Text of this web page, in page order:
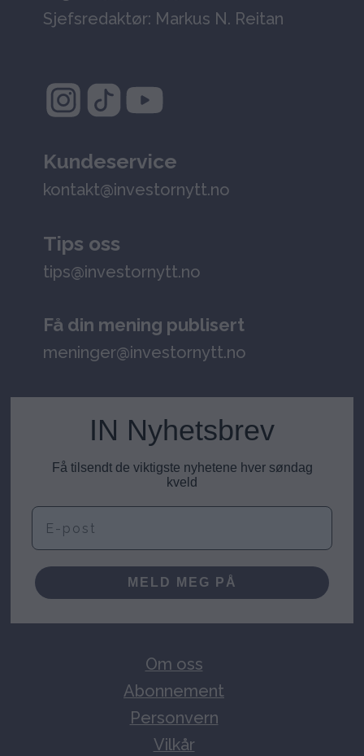
Sjefsredaktør: Markus N. Reitan
Kundeservice
kontakt@investornytt.no
Tips oss
tips@investornytt.no
Få din mening publisert
meninger@investornytt.no
IN Nyhetsbrev
Få tilsendt de viktigste nyhetene hver søndag
kveld
E-post
MELD MEG PÅ
Om oss
Abonnement
Personvern
Vilkår